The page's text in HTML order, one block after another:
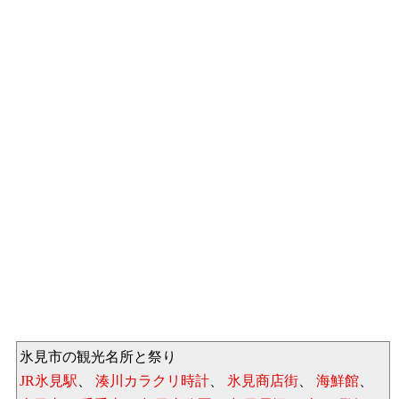
氷見市の観光名所と祭り
JR氷見駅
湊川カラクリ時計 氷見商店街 海鮮館